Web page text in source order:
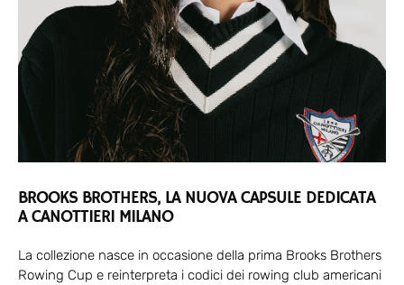
BROOKS BROTHERS, LA NUOVA CAPSULE DEDICATA
A CANOTTIERI MILANO
La collezione nasce in occasione della prima Brooks Brothers
Rowing Cup e reinterpreta i codici dei rowing club americani